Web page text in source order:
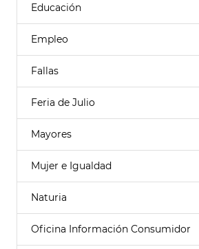
Educación
Empleo
Fallas
Feria de Julio
Mayores
Mujer e Igualdad
Naturia
Oficina Información Consumidor